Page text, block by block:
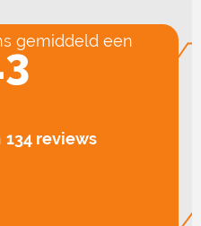
gemiddeld een
134 reviews